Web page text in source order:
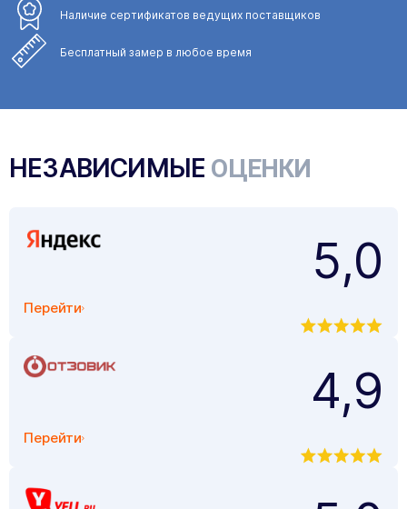
Наличие сертификатов ведущих поставщиков
Бесплатный замер в любое время
НЕЗАВИСИМЫЕ ОЦЕНКИ
Перейти
5,0
Перейти
4,9